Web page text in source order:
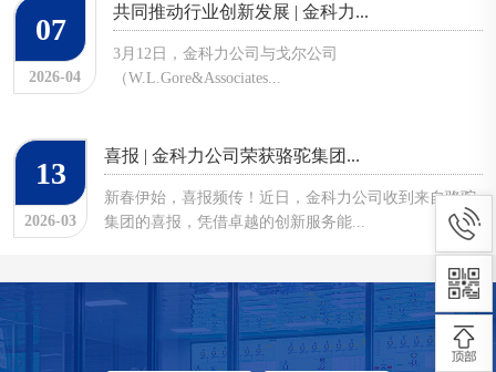
07
2026-04
共同推动行业创新发展 | 金科力...
3月12日，金科力公司与戈尔公司
（W.L.Gore&Associates...
13
2026-03
喜报 | 金科力公司荣获骆驼集团...
新春伊始，喜报频传！近日，金科力公司收到来自骆驼
集团的喜报，凭借卓越的创新服务能...